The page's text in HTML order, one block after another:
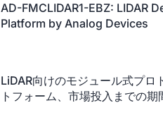
AD-FMCLIDAR1-EBZ: LIDAR
Platform by Analog Devices
LiDAR向けのモジュール式プロ
トフォーム、市場投入までの期